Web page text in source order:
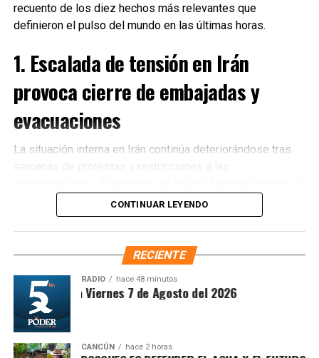
Recibe las noticias al instante
Únete al canal oficial de WhatsApp de
Quinto Podery recibe las noticias más
importantes de Quintana Roo directamente
en tu teléfono.
recuento de los diez hechos más relevantes que
definieron el pulso del mundo en las últimas horas.
1. Escalada de tensión en Irán
provoca cierre de embajadas y
evacuaciones
La situación interna en Irán continúa deteriorándose tras
cierre de su embajada en Teherány la evacuación
inmediata de su personal diplomático ante el incremento
de riesgos para la seguridad. Diversos países
occidentales reiteraron llamados a sus ciudadanos para
2. Estados Unidos pospone ataque
contra Irán tras presiones
CONTINUAR LEYENDO
RECIENTE
RADIO hace 48 minutos
Matutina Viernes 7 de Agosto del 2026
CANCÚN hace 2 horas